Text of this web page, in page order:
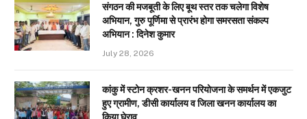
संगठन की मजबूती के लिए बूथ स्तर तक चलेगा विशेष
अभियान, गुरु पूर्णिमा से प्रारंभ होगा समरसता संकल्प
अभियान : दिनेश कुमार
July 28, 2026
कांकु में स्टोन क्रशर-खनन परियोजना के समर्थन में एकजुट
हुए ग्रामीण, डीसी कार्यालय व जिला खनन कार्यालय का
किया घेराव